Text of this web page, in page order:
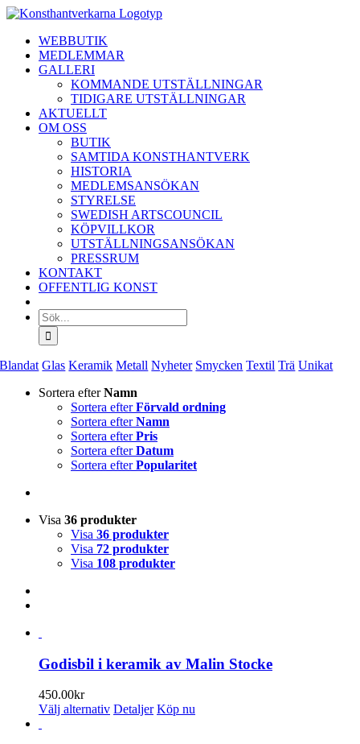
Fortsätt
innehålletWEBBUTIK
MEDLEMMAR
GALLERI
KOMMANDE UTSTÄLLNINGAR
TIDIGARE UTSTÄLLNINGAR
AKTUELLT
OM OSS
BUTIK
SAMTIDA KONSTHANTVERK
HISTORIA
MEDLEMSANSÖKAN
STYRELSE
SWEDISH ARTSCOUNCIL
KÖPVILLKOR
UTSTÄLLNINGSANSÖKAN
PRESSRUM
KONTAKT
OFFENTLIG KONST
Sök
efter:
Blandat Glas Keramik Metall Nyheter Smycken Textil Trä Unikat
Sortera efterNamn
Sortera efterFörvald ordning
Sortera efterNamn
Sortera efterPris
Sortera efterDatum
Sortera efterPopularitet
Visa 36 produkter
Visa 36 produkter
Visa 72 produkter
Visa 108 produkter
Godisbil i keramik av Malin Stocke
450.00kr
Välj alternativ Den
Detaljer Köp nu